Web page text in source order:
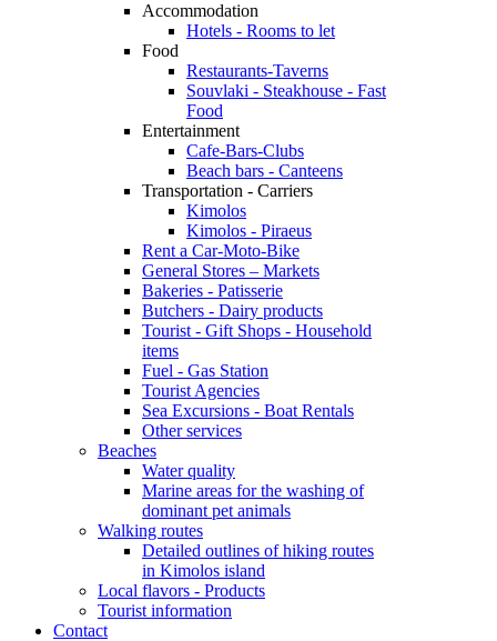
Accommodation
Hotels - Rooms to let
Food
Restaurants-Taverns
Souvlaki - Steakhouse - Fast
Food
Entertainment
Cafe-Bars-Clubs
Beach bars - Canteens
Transportation - Carriers
Kimolos
Kimolos - Piraeus
Rent a Car-Moto-Bike
General Stores – Markets
Bakeries - Patisserie
Butchers - Dairy products
Tourist - Gift Shops - Household
items
Fuel - Gas Station
Tourist Agencies
Sea Excursions - Boat Rentals
Other services
Beaches
Water quality
Marine areas for the washing of
dominant pet animals
Walking routes
Detailed outlines of hiking routes
in Kimolos island
Local flavors - Products
Tourist information
Contact